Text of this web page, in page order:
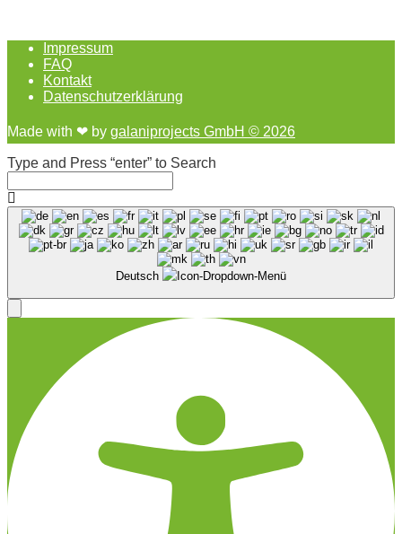
Impressum
FAQ
Kontakt
Datenschutzerklärung
Made with ❤︎ by galaniprojects GmbH © 2026
Type and Press “enter” to Search
Deutsch